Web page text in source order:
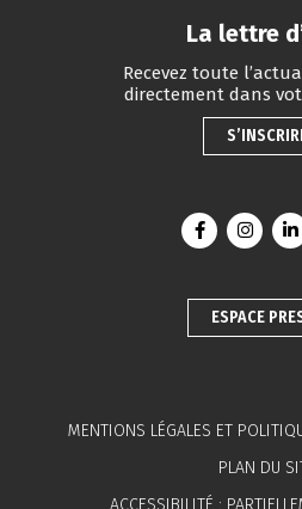
La lettre
Recevez toute
directement dans
Lien vers le
Lien
ESPACE
MENTIONS LÉGALES ET
PLAN DU
ACCESSIBILITÉ :